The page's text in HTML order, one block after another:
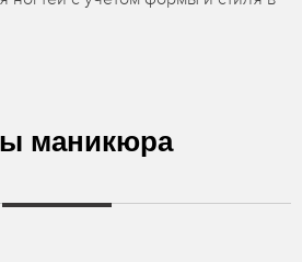
маникюра